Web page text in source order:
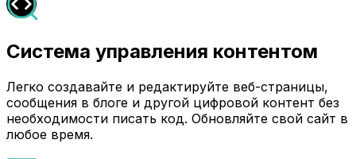
Система управления контентом
Легко создавайте и редактируйте веб-страницы,
сообщения в блоге и другой цифровой контент без
необходимости писать код. Обновляйте свой сайт в
любое время.